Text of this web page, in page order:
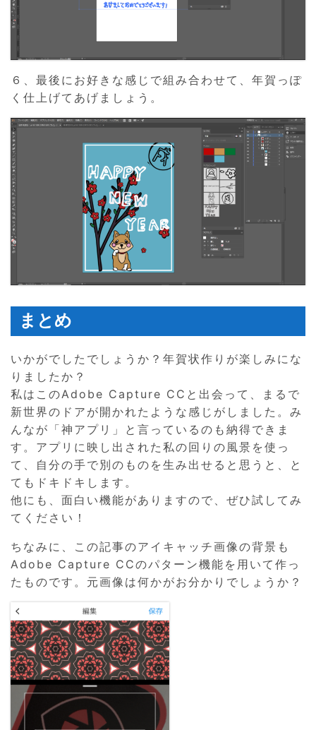
６、最後にお好きな感じで組み合わせて、年賀っぽ
く仕上げてあげましょう。
まとめ
いかがでしたでしょうか？年賀状作りが楽しみにな
りましたか？
私はこのAdobe Capture CCと出会って、まるで
新世界のドアが開かれたような感じがしました。み
んなが「神アプリ」と言っているのも納得できま
す。アプリに映し出された私の回りの風景を使っ
て、自分の手で別のものを生み出せると思うと、と
てもドキドキします。
他にも、面白い機能がありますので、ぜひ試してみ
てください！
ちなみに、この記事のアイキャッチ画像の背景も
Adobe Capture CCのパターン機能を用いて作っ
たものです。元画像は何かがお分かりでしょうか？